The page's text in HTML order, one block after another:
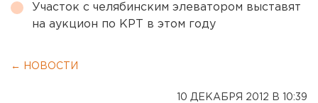
Участок с челябинским элеватором выставят
на аукцион по КРТ в этом году
← НОВОСТИ
10 ДЕКАБРЯ 2012 В 10:39